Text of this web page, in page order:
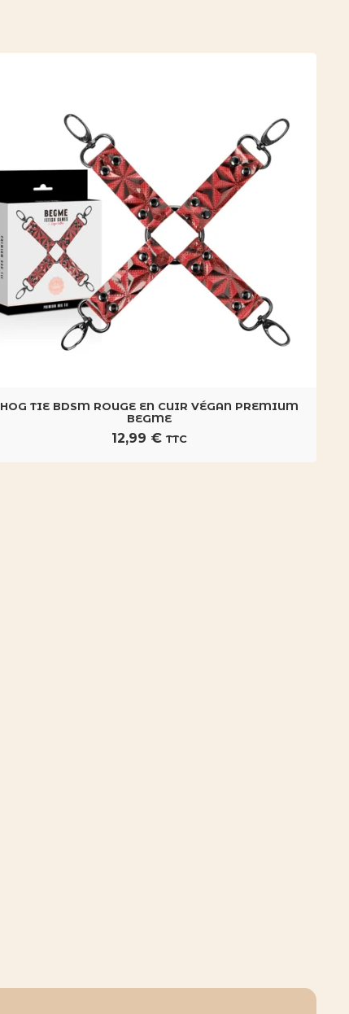
HOG TIE BDSM ROUGE EN CUIR VÉGAN PREMIUM
BEGME
12,99 € TTC